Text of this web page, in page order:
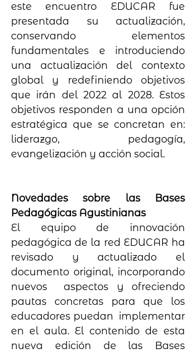
este encuentro EDUCAR fue
presentada su actualización,
conservando elementos
fundamentales e introduciendo
una actualización del contexto
global y redefiniendo objetivos
que irán del 2022 al 2028. Estos
objetivos responden a una opción
estratégica que se concretan en:
liderazgo, pedagogía,
evangelización y acción social.
Novedades sobre las Bases
Pedagógicas Agustinianas
El equipo de innovación
pedagógica de la red EDUCAR ha
revisado y actualizado el
documento original, incorporando
nuevos  aspectos y ofreciendo
pautas concretas para que los
educadores puedan  implementar
en el aula. El contenido de esta
nueva edición de las Bases